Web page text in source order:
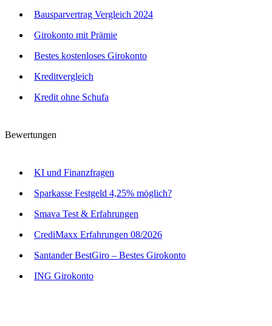
Bausparvertrag Vergleich 2024
Girokonto mit Prämie
Bestes kostenloses Girokonto
Kreditvergleich
Kredit ohne Schufa
Bewertungen
KI und Finanzfragen
Sparkasse Festgeld 4,25% möglich?
Smava Test & Erfahrungen
CrediMaxx Erfahrungen 08/2026
Santander BestGiro – Bestes Girokonto
ING Girokonto